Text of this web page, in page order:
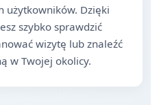
użytkowników. Dzięki
szybko sprawdzić
wizytę lub znaleźć
w Twojej okolicy.